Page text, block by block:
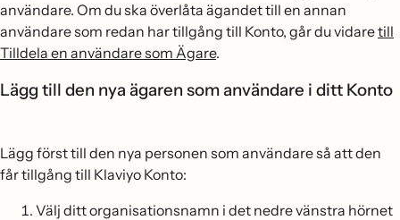
användare. Om du ska överlåta ägandet till en annan
användare som redan har tillgång till Konto, går du vidaretill
Tilldela en användare som Ägare.
Lägg till den nya ägaren som användare i ditt Konto
Lägg först till den nya personen som användare så att den
får tillgång till Klaviyo Konto:
Välj ditt organisationsnamn i det nedre vänstra hörnet